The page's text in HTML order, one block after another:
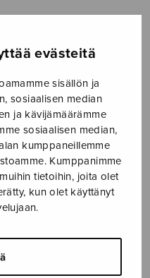
evästeitä
sisällön ja
sosiaalisen median
ja kävijämäärämme
sosiaalisen median,
kumppaneillemme
Kumppanimme
tietoihin, joita olet
kun olet käyttänyt